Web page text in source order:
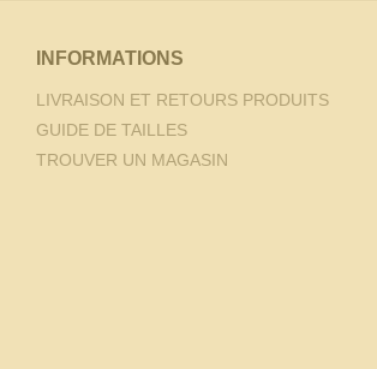
INFORMATIONS
LIVRAISON ET RETOURS PRODUITS
GUIDE DE TAILLES
TROUVER UN MAGASIN